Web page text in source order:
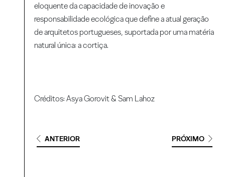
eloquente da capacidade de inovação e
responsabilidade ecológica que define a atual geração
de arquitetos portugueses, suportada por uma matéria
natural única: a cortiça.
Créditos: Asya Gorovit & Sam Lahoz
ANTERIOR PRÓXIMO